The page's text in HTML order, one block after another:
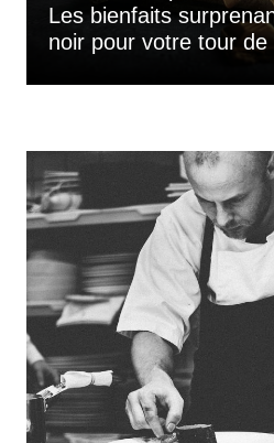
Les bienfaits
noir pour votre tour de